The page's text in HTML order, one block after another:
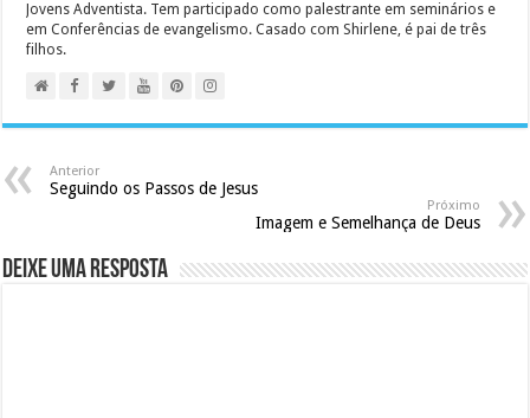
Jovens Adventista. Tem participado como palestrante em seminários e
em Conferências de evangelismo. Casado com Shirlene, é pai de três
filhos.
Anterior
Seguindo os Passos de Jesus
Próximo
Imagem e Semelhança de Deus
Deixe uma resposta